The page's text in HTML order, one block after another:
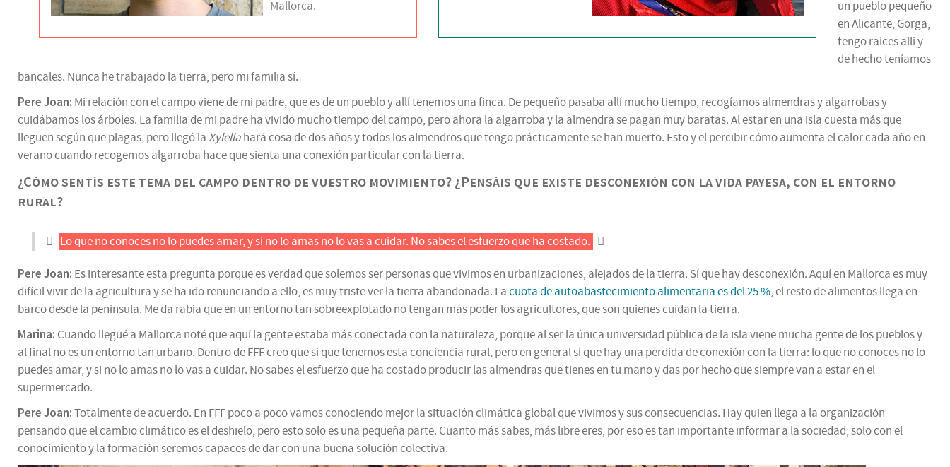
Mallorca.
un pueblo pequeño
en Alicante, Gorga,
tengo raíces allí y
de hecho teníamos
bancales. Nunca he trabajado la tierra, pero mi familia sí.
Pere Joan: Mi relación con el campo viene de mi padre, que es de un pueblo y allí tenemos una finca. De pequeño pasaba allí mucho tiempo, recogíamos almendras y algarrobas y
cuidábamos los árboles. La familia de mi padre ha vivido mucho tiempo del campo, pero ahora la algarroba y la almendra se pagan muy baratas. Al estar en una isla cuesta más que
lleguen según que plagas, pero llegó laXylellahará cosa de dos años y todos los almendros que tengo prácticamente se han muerto. Esto y el percibir cómo aumenta el calor cada año en
verano cuando recogemos algarroba hace que sienta una conexión particular con la tierra.
¿Cómo sentís este tema del campo dentro de vuestro movimiento? ¿Pensáis que existe desconexión con la vida payesa, con el entorno
rural?
Lo que no conoces no lo puedes amar, y si no lo amas no lo vas a cuidar. No sabes el esfuerzo que ha costado.
Pere Joan: Es interesante esta pregunta porque es verdad que solemos ser personas que vivimos en urbanizaciones, alejados de la tierra. Sí que hay desconexión. Aquí en Mallorca es muy
difícil vivir de la agricultura y se ha ido renunciando a ello, es muy triste ver la tierra abandonada. Lacuota de autoabastecimiento alimentaria es del 25 %, el resto de alimentos llega en
barco desde la península. Me da rabia que en un entorno tan sobreexplotado no tengan más poder los agricultores, que son quienes cuidan la tierra.
Marina: Cuando llegué a Mallorca noté que aquí la gente estaba más conectada con la naturaleza, porque al ser la única universidad pública de la isla viene mucha gente de los pueblos y
al final no es un entorno tan urbano. Dentro de FFF creo que sí que tenemos esta conciencia rural, pero en general sí que hay una pérdida de conexión con la tierra: lo que no conoces no lo
puedes amar, y si no lo amas no lo vas a cuidar. No sabes el esfuerzo que ha costado producir las almendras que tienes en tu mano y das por hecho que siempre van a estar en el
supermercado.
Pere Joan:Totalmente de acuerdo. En FFF poco a poco vamos conociendo mejor la situación climática global que vivimos y sus consecuencias. Hay quien llega a la organización
pensando que el cambio climático es el deshielo, pero esto solo es una pequeña parte. Cuanto más sabes, más libre eres, por eso es tan importante informar a la sociedad, solo con el
conocimiento y la formación seremos capaces de dar con una buena solución colectiva.